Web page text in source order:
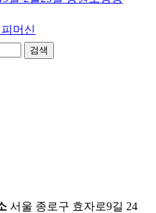
머신
검색
서울 종로구 효자로9길 24